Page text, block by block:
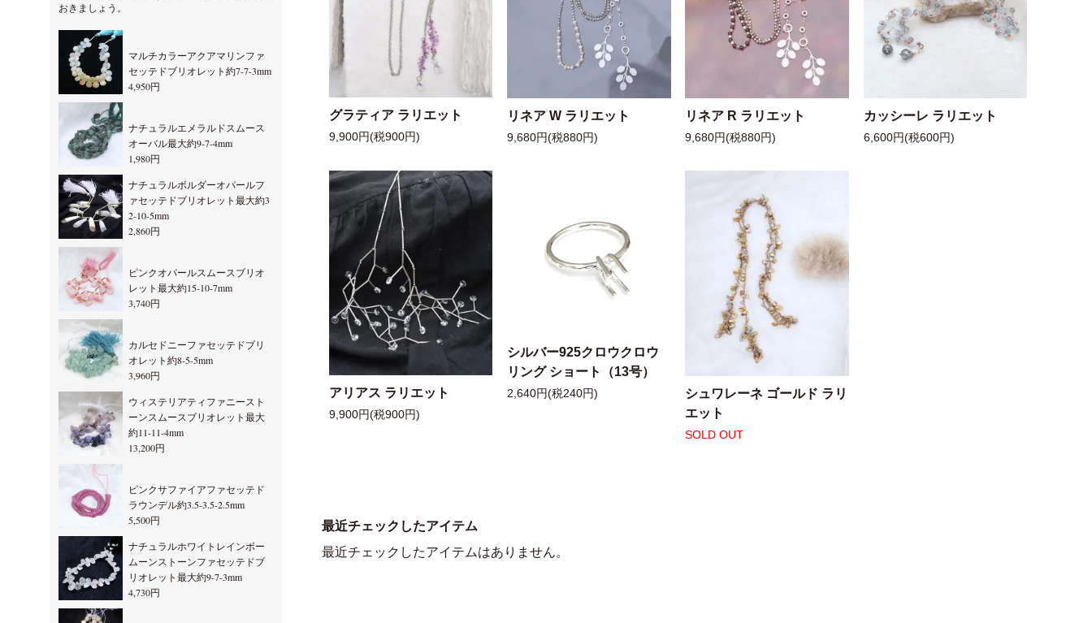
グラティア ラリエット
9,900円(税900円)
リネア W ラリエット
9,680円(税880円)
リネア R ラリエット
9,680円(税880円)
カッシーレ ラリエット
6,600円(税600円)
アリアス ラリエット
9,900円(税900円)
シルバー925クロウクロウ
リング ショート（13号）
2,640円(税240円)
シュワレーネ ゴールド ラリ
エット
SOLD OUT
最近チェックしたアイテム
最近チェックしたアイテムはありません。
おきましょう。
マルチカラーアクアマリンファ
セッテドブリオレット約7-7-3mm
4,950円
ナチュラルエメラルドスムース
オーバル最大約9-7-4mm
1,980円
ナチュラルボルダーオパールフ
ァセッテドブリオレット最大約3
2-10-5mm
2,860円
ピンクオパールスムースブリオ
レット最大約15-10-7mm
3,740円
カルセドニーファセッテドブリ
オレット約8-5-5mm
3,960円
ウィステリアティファニースト
ーンスムースブリオレット最大
約11-11-4mm
13,200円
ピンクサファイアファセッテド
ラウンデル約3.5-3.5-2.5mm
5,500円
ナチュラルホワイトレインボー
ムーンストーンファセッテドブ
リオレット最大約9-7-3mm
4,730円